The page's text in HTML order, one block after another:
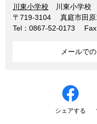
川東小学校
川東小学校
〒719-3104
真庭市田
Tel：0867-52-0173
メールで
シェアする